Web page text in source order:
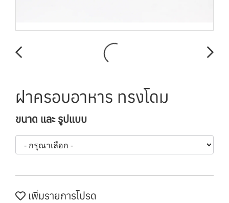
ฝาครอบอาหาร ทรงโดม
ขนาด และ รูปแบบ
เพิ่มรายการโปรด